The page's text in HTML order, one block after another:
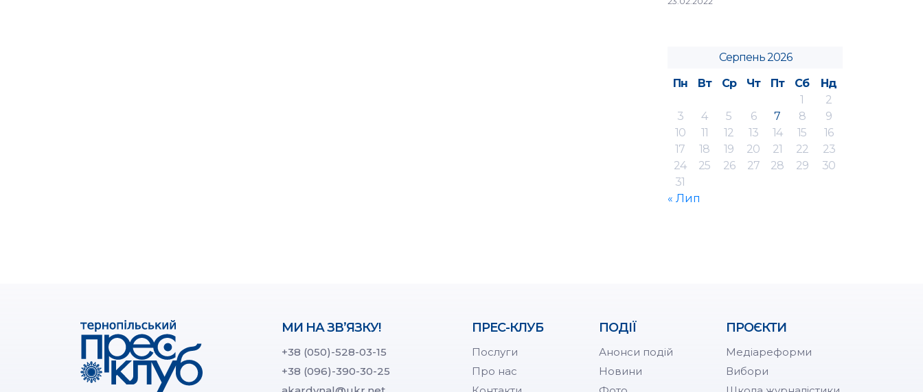
Серпень 2026
Пн
Вт Ср Чт Пт Сб
Нд
1
2
3
4 5 6 7 8
9
10
11 12 13 14 15
16
17
18 19 20 21 22
23
24
25 26 27 28 29
30
31
« Лип
МИ НА ЗВ’ЯЗКУ!
+38 (050)-528-03-15
+38 (096)-390-30-25
ПРЕС-КЛУБ
Послуги
Про нас
ПОДІЇ
Анонси подій
Новини
ПРОЄКТИ
Медіареформи
Вибори